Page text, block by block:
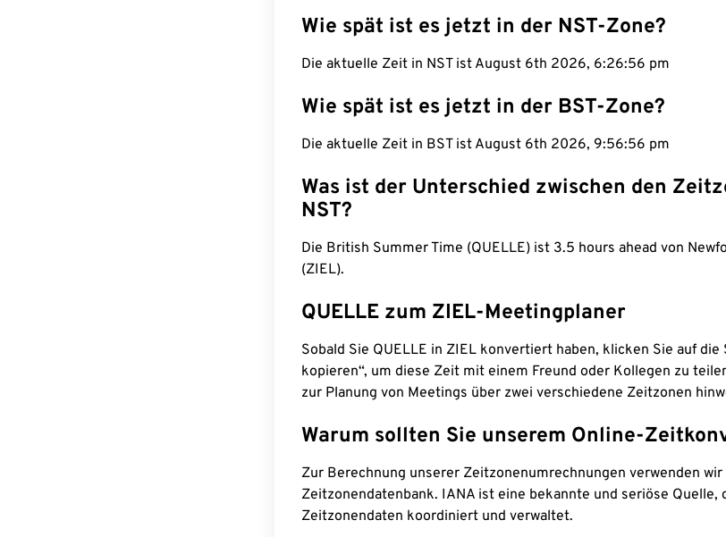
Wie spät ist es jetzt in der NST-Zone?
Die aktuelle Zeit in NST ist August 6th 2026, 6:26:57 pm
Wie spät ist es jetzt in der BST-Zone?
Die aktuelle Zeit in BST ist August 6th 2026, 9:56:57 pm
Was ist der Unterschied zwischen den
NST?
Die British Summer Time (QUELLE) ist 3.5 hours ahead von
(ZIEL).
QUELLE zum ZIEL-Meetingplaner
Sobald Sie QUELLE in ZIEL konvertiert haben, klicken Sie auf die
kopieren“, um diese Zeit mit einem Freund oder Kollegen zu
zur Planung von Meetings über zwei verschiedene Zeitzonen
Warum sollten Sie unserem Online-
Zur Berechnung unserer Zeitzonenumrechnungen verwenden wir
Zeitzonendatenbank. IANA ist eine bekannte und seriöse Quelle,
Zeitzonendaten koordiniert und verwaltet.